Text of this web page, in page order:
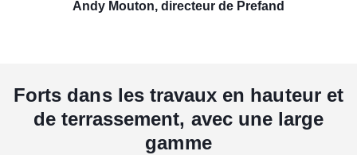
Andy Mouton, directeur de Prefand
Forts dans les travaux en hauteur et
de terrassement, avec une large
gamme